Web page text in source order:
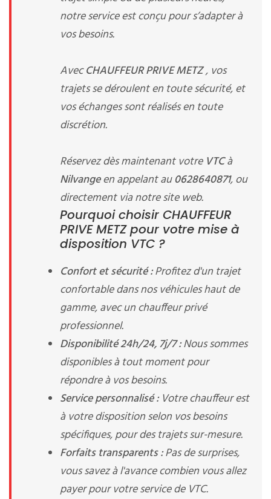
notre service est conçu pour s’adapter à
vos besoins.
AvecCHAUFFEUR PRIVE METZ, vos
trajets se déroulent en toute sécurité, et
vos échanges sont réalisés en toute
discrétion.
Réservez dès maintenant votre VTCà
Nilvangeen appelant au0628640871, ou
directement via notre site web.
Pourquoi choisir CHAUFFEUR
PRIVE METZ pour votre mise à
disposition VTC ?
Confort et sécurité :Profitez d'un trajet
confortable dans nos véhicules haut de
gamme, avec un chauffeur privé
professionnel.
Disponibilité 24h/24, 7j/7 :Nous sommes
disponibles à tout moment pour
répondre à vos besoins.
Service personnalisé :Votre chauffeur est
à votre disposition selon vos besoins
spécifiques, pour des trajets sur-mesure.
Forfaits transparents :Pas de surprises,
vous savez à l'avance combien vous allez
payer pour votre service de VTC.